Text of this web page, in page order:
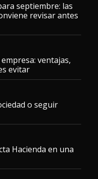
septiembre: las
revisar antes
ventajas,
evitar
o seguir
Hacienda en una